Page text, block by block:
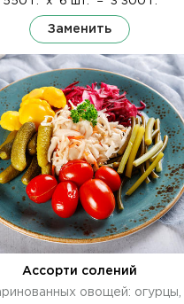
Заменить
Ассорти солений
овощей: